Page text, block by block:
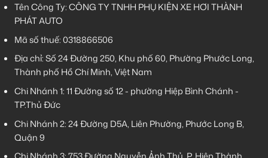
Tên Công Ty: CÔNG TY TNHH PHỤ KIỆN XE HƠI THÀNH
PHÁT AUTO
Mã số thuế: 0318866506
Địa chỉ: Số 24 Đường 250, Khu phố 60, Phường Phước Long,
Thành phố Hồ Chí Minh, Việt Nam
Chi Nhánh 1:11 Đường số 12 - phường Hiệp Bình Chánh -
TP.Thủ Đức
Chi Nhánh 2:24 Đường D5A, Liên Phường, Phước Long B,
Quận 9